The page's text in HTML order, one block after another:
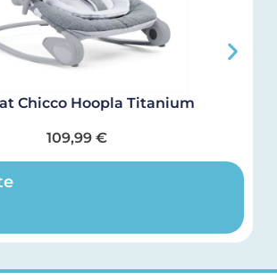
Chicco Hoopla Titanium
109,99 €